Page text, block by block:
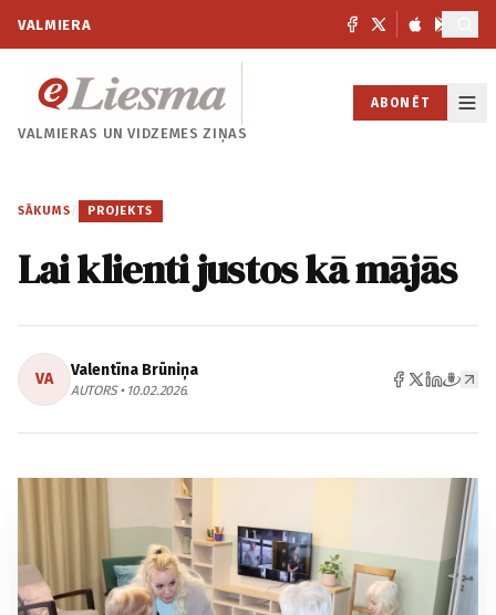
VALMIERA
VALMIERAS UNVIDZEMES ZIŅAS
ABONĒT
SĀKUMS / PROJEKTS
Lai klienti justos kā mājās
VA Valentīna Brūniņa
AUTORS • 10.02.2026.